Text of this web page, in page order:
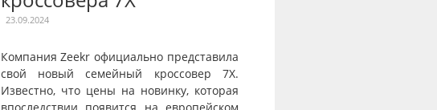
23.09.2024
Компания Zeekr официально представила
свой новый семейный кроссовер 7X.
Известно, что цены на новинку, которая